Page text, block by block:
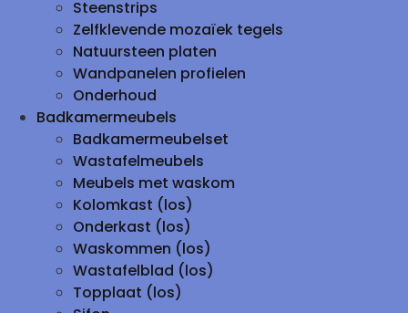
Steenstrips
Zelfklevende mozaïek tegels
Natuursteen platen
Wandpanelen profielen
Onderhoud
Badkamermeubels
Badkamermeubelset
Wastafelmeubels
Meubels met waskom
Kolomkast (los)
Onderkast (los)
Waskommen (los)
Wastafelblad (los)
Topplaat (los)